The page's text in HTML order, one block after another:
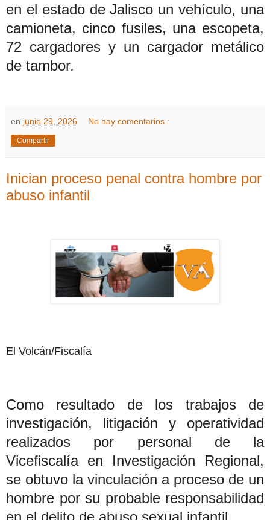
en el estado de Jalisco un vehículo, una
camioneta, cinco fusiles, una escopeta,
72 cargadores y un cargador metálico
de tambor.
en junio 29, 2026 No hay comentarios.:
Compartir
Inician proceso penal contra hombre por
abuso infantil
El Volcán/Fiscalía
Como resultado de los trabajos de
investigación, litigación y operatividad
realizados por personal de la
Vicefiscalía en Investigación Regional,
se obtuvo la vinculación a proceso de un
hombre por su probable responsabilidad